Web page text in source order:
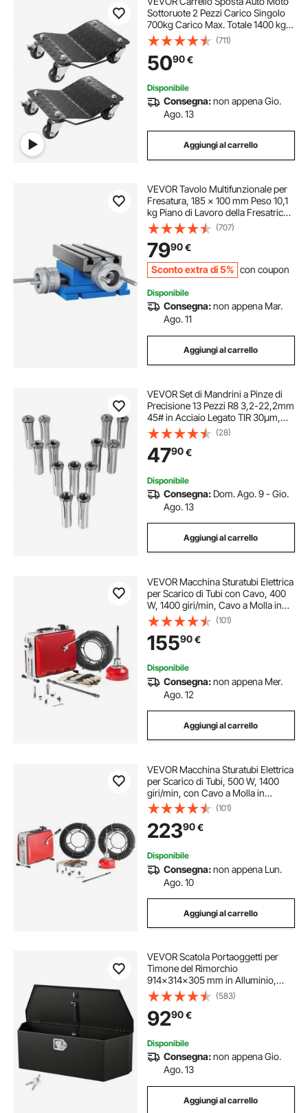
Sottoruote 2 Pezzi Carico Singolo
700kg Carico Max. Totale 1400 kg,
Pedana Carrello Sposta Auto Ausilio
di Manovra Posizionatore per
Veicoli Ruote Adattabile 0-30,5 cm
(711)
5090€
Disponibile
Consegna:non appena Gio.
Ago. 13
Aggiungi al carrello
VEVOR Tavolo Multifunzionale per
Fresatura, 185 × 100 mm Peso 10,1
kg Piano di Lavoro della Fresatrice
per Tutti I Tipi di Posizionamento,
Fresatura, Foratura, Visualizzazione
Ottica e Messa in Scena
(707)
7990€
Sconto extra di 5% con coupon
Disponibile
Consegna:non appena Mar.
Ago. 11
Aggiungi al carrello
VEVOR Set di Mandrini a Pinze di
Precisione 13 Pezzi R8 3,2-22,2mm
45# in Acciaio Legato TIR 30μm,
Scatole di Stoccaggio Etichettate,
per Fresatrici, Trapani, Alesatrici,
Mandrini a Pinza per Fresa
(28)
4790€
Disponibile
Consegna: Dom. Ago. 9 - Gio.
Ago. 13
Aggiungi al carrello
VEVOR Macchina Sturatubi Elettrica
per Scarico di Tubi con Cavo, 400
W, 1400 giri/min, Cavo a Molla in
Acciaio, Pulitrice per Tubi di Scarico
con 6 Taglierine Diametro 50-110
mm
(101)
15590€
Disponibile
Consegna:non appena Mer.
Ago. 12
Aggiungi al carrello
VEVOR Macchina Sturatubi Elettrica
per Scarico di Tubi, 500 W, 1400
giri/min, con Cavo a Molla in
Acciaio, Pulitrice per Tubi di Scarico
con 6 Taglierine Diametro 50-110
mm, Docce, Bagno, Cucina
(101)
22390€
Disponibile
Consegna:non appena Lun.
Ago. 10
Aggiungi al carrello
VEVOR Scatola Portaoggetti per
Timone del Rimorchio
914x314x305 mm in Alluminio,
Cassone Portautensili con Serratura
per Rimorchio Carico max. 50 kg
Scatola di Stoccaggio per Attrezzi,
Nero
(583)
9290€
Disponibile
Consegna:non appena Gio.
Ago. 13
Aggiungi al carrello